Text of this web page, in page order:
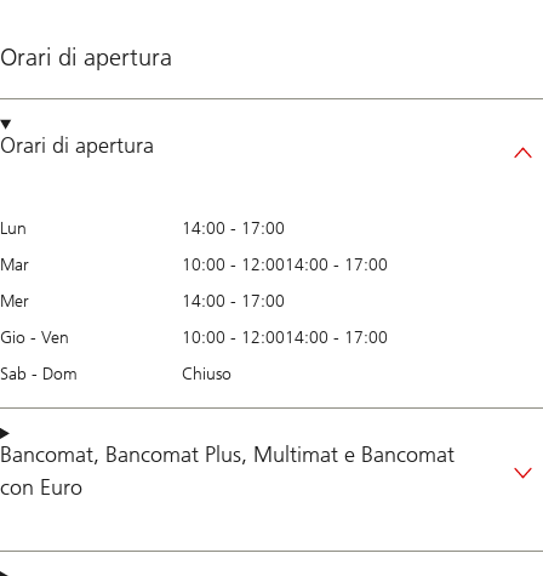
Orari di apertura
Orari di apertura
Lun 14:00 - 17:00
Mar
10:00 - 12:0014:00 - 17:00
Mer
14:00 - 17:00
Gio - Ven
10:00 - 12:0014:00 - 17:00
Sab - Dom
Chiuso
Bancomat, Bancomat Plus, Multimat e Bancomat
con Euro